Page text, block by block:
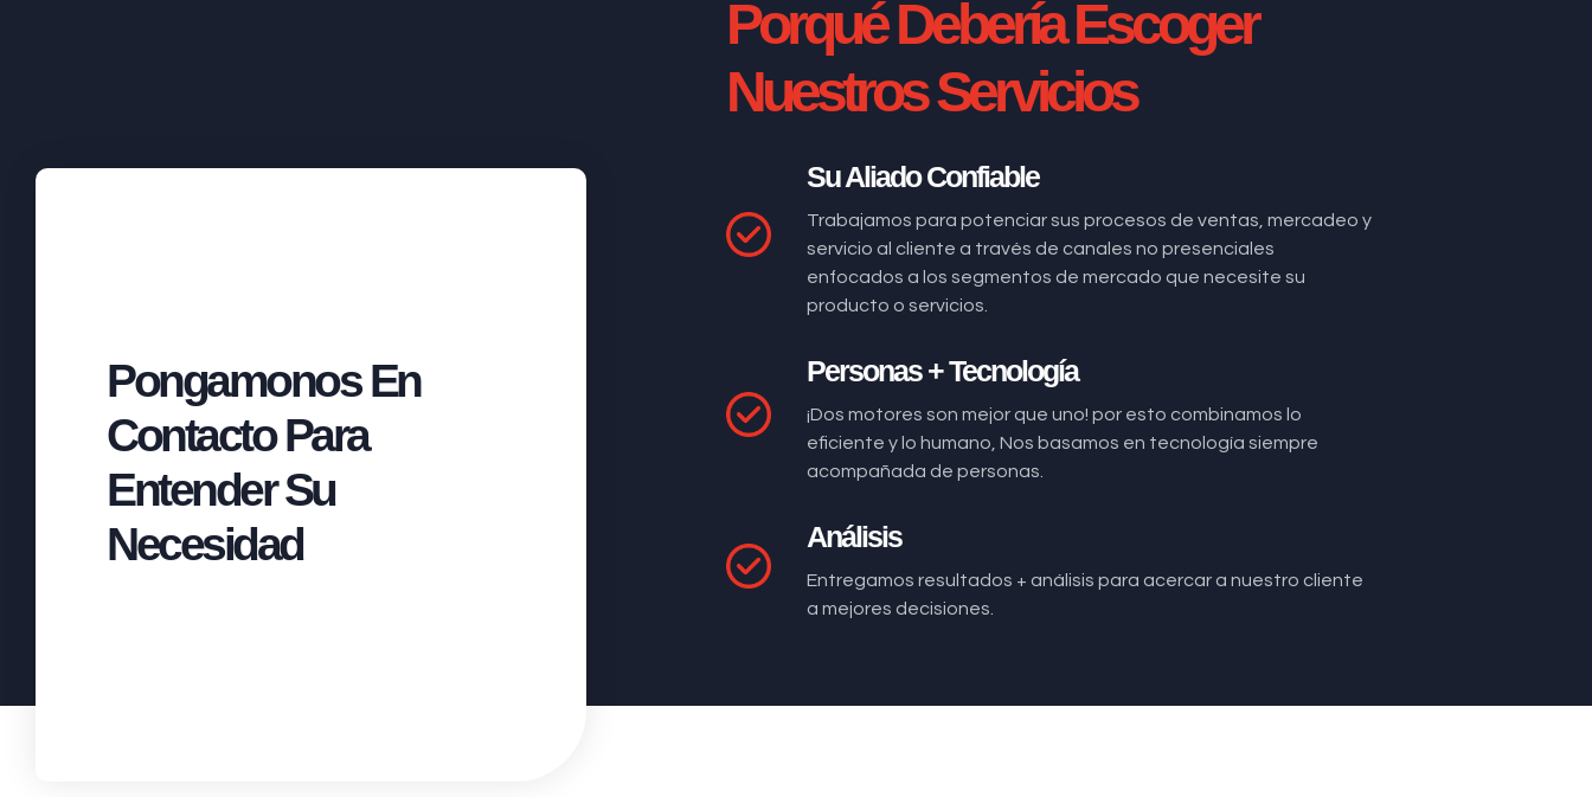
Pongamonos En
Contacto Para
Entender Su
Necesidad
Porqué Debería Escoger
Nuestros Servicios
Su Aliado Confiable
Trabajamos para potenciar sus procesos de ventas, mercadeo y
servicio al cliente a través de canales no presenciales
enfocados a los segmentos de mercado que necesite su
producto o servicios.
Personas + Tecnología
¡Dos motores son mejor que uno! por esto combinamos lo
eficiente y lo humano, Nos basamos en tecnología siempre
acompañada de personas.
Análisis
Entregamos resultados + análisis para acercar a nuestro cliente
a mejores decisiones.